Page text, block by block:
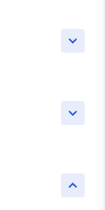
keyboard_arrow_down
keyboard_arrow_down
keyboard_arrow_up